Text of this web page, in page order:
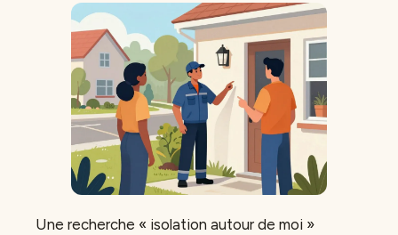
Une recherche « isolation autour de moi »